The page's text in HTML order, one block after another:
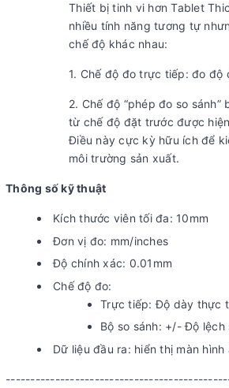
Thiết bị tinh vi hơn Tablet
nhiều tính năng tương tự
chế độ khác nhau:
1. Chế độ đo trực tiếp: đo độ
2. Chế độ “phép đo so
từ chế độ đặt trước được
Điều này cực kỳ hữu ích để
môi trường sản xuất.
Thông số kỹ thuật
Kích thước viên tối đa: 10mm
Đơn vị đo: mm/inches
Độ chính xác: 0.01mm
Chế độ đo:
Trực tiếp: Độ dày thực
Bộ so sánh: +/- Độ lệch
Dữ liệu đầu ra: hiển thị màn hình